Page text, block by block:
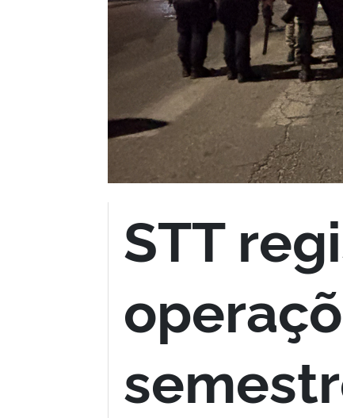
STT